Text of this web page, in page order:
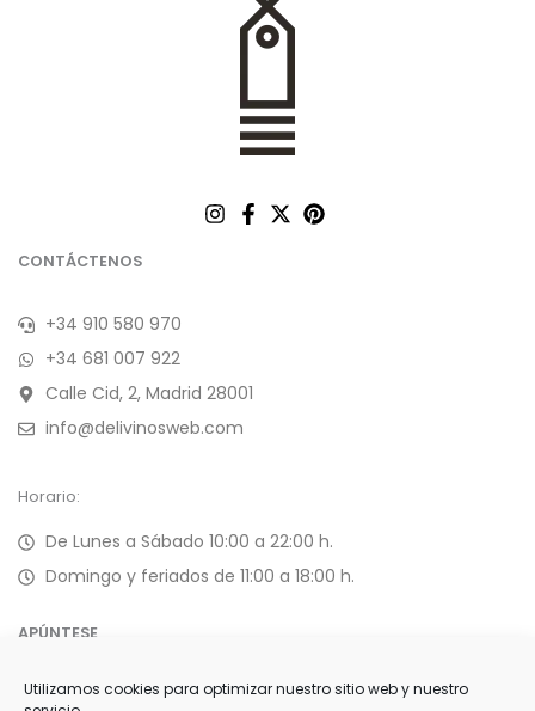
Utilizamos cookies para optimizar nuestro sitio web y nuestro
CONTÁCTENOS
+34 910 580 970
+34 681 007 922
Calle Cid, 2, Madrid 28001
info@delivinosweb.com
Horario:
De Lunes a Sábado 10:00 a 22:00 h.
Domingo y feriados de 11:00 a 18:00 h.
APÚNTESE
Forme parte de nuestra selecta lista de clientes y reciba